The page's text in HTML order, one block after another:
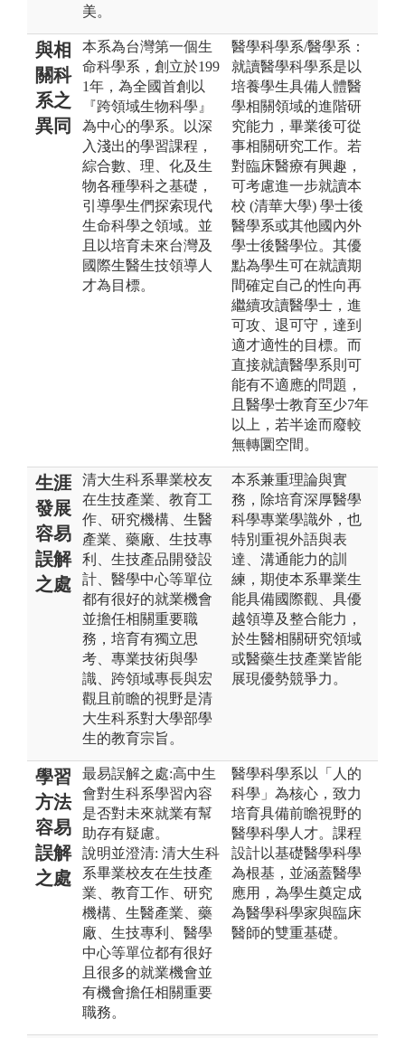
美。
與相
關科
系之
異同
本系為台灣第一個生
命科學系，創立於199
1年，為全國首創以
『跨領域生物科學』
為中心的學系。以深
入淺出的學習課程，
綜合數、理、化及生
物各種學科之基礎，
引導學生們探索現代
生命科學之領域。並
且以培育未來台灣及
國際生醫生技領導人
才為目標。
醫學科學系/醫學系：
就讀醫學科學系是以
培養學生具備人體醫
學相關領域的進階研
究能力，畢業後可從
事相關研究工作。若
對臨床醫療有興趣，
可考慮進一步就讀本
校 (清華大學) 學士後
醫學系或其他國內外
學士後醫學位。其優
點為學生可在就讀期
間確定自己的性向再
繼續攻讀醫學士，進
可攻、退可守，達到
適才適性的目標。而
直接就讀醫學系則可
能有不適應的問題，
且醫學士教育至少7年
以上，若半途而廢較
無轉圜空間。
生涯
發展
容易
誤解
之處
清大生科系畢業校友
在生技產業、教育工
作、研究機構、生醫
產業、藥廠、生技專
利、生技產品開發設
計、醫學中心等單位
都有很好的就業機會
並擔任相關重要職
務，培育有獨立思
考、專業技術與學
識、跨領域專長與宏
觀且前瞻的視野是清
大生科系對大學部學
生的教育宗旨。
本系兼重理論與實
務，除培育深厚醫學
科學專業學識外，也
特別重視外語與表
達、溝通能力的訓
練，期使本系畢業生
能具備國際觀、具優
越領導及整合能力，
於生醫相關研究領域
或醫藥生技產業皆能
展現優勢競爭力。
學習
方法
容易
誤解
之處
最易誤解之處:高中生
會對生科系學習內容
是否對未來就業有幫
助存有疑慮。
說明並澄清: 清大生科
系畢業校友在生技產
業、教育工作、研究
機構、生醫產業、藥
廠、生技專利、醫學
中心等單位都有很好
且很多的就業機會並
有機會擔任相關重要
職務。
醫學科學系以「人的
科學」為核心，致力
培育具備前瞻視野的
醫學科學人才。課程
設計以基礎醫學科學
為根基，並涵蓋醫學
應用，為學生奠定成
為醫學科學家與臨床
醫師的雙重基礎。